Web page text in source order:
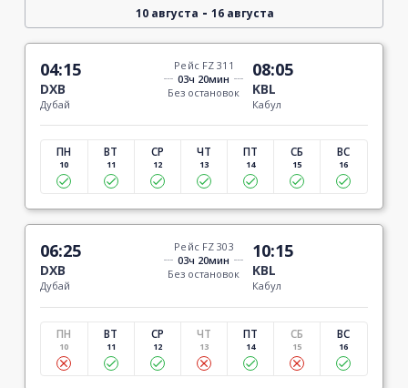
10 августа - 16 августа
04:15
DXB
Дубай
Рейс FZ 311
03ч 20мин
Без остановок
08:05
KBL
Кабул
ПН
10
ВТ
11
СР
12
ЧТ
13
ПТ
14
СБ
15
ВС
16
06:25
DXB
Дубай
Рейс FZ 303
03ч 20мин
Без остановок
10:15
KBL
Кабул
ПН
10
ВТ
11
СР
12
ЧТ
13
ПТ
14
СБ
15
ВС
16